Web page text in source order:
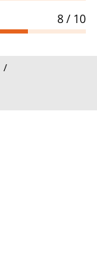
8 / 10